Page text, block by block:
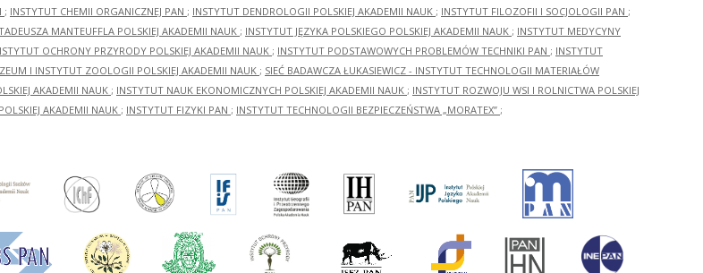
; INSTYTUT CHEMII ORGANICZNEJ PAN ; INSTYTUT DENDROLOGII POLSKIEJ AKADEMII NAUK ; INSTYTUT FILOZOFII I SOCJOLOGII PAN ;
MANTEUFFLA POLSKIEJ AKADEMII NAUK ; INSTYTUT JĘZYKA POLSKIEGO POLSKIEJ AKADEMII NAUK ; INSTYTUT MEDYCYNY
OCHRONY PRZYRODY POLSKIEJ AKADEMII NAUK ; INSTYTUT PODSTAWOWYCH PROBLEMÓW TECHNIKI PAN ; INSTYTUT
I INSTYTUT ZOOLOGII POLSKIEJ AKADEMII NAUK ; SIEĆ BADAWCZA ŁUKASIEWICZ - INSTYTUT TECHNOLOGII MATERIAŁÓW
AKADEMII NAUK ; INSTYTUT NAUK EKONOMICZNYCH POLSKIEJ AKADEMII NAUK ; INSTYTUT ROZWOJU WSI I ROLNICTWA POLSKIEJ
AKADEMII NAUK ; INSTYTUT FIZYKI PAN ; INSTYTUT TECHNOLOGII BEZPIECZEŃSTWA „MORATEX” ;